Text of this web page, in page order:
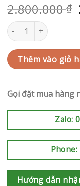
2.800.000₫
Kệ chia buồn |
Thêm vào giỏ
Gọi đặt mua hàng
Zalo:
Phone:
Hướng dẫn